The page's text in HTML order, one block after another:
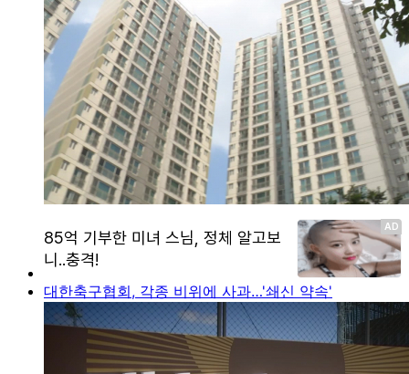
대한축구협회, 각종 비위에 사과…'쇄신 약속'